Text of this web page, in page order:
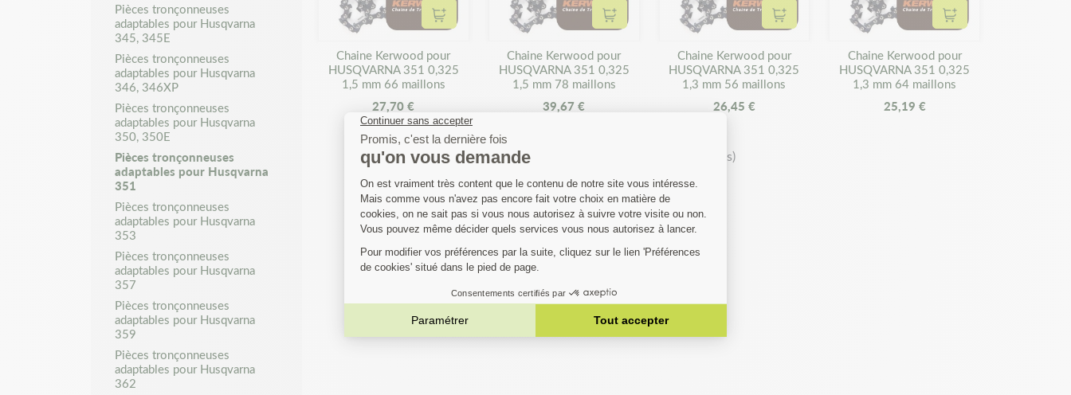
Pièces tronçonneuses
adaptables pour Husqvarna
345, 345E
Pièces tronçonneuses
adaptables pour Husqvarna
346, 346XP
Pièces tronçonneuses
adaptables pour Husqvarna
350, 350E
Pièces tronçonneuses
adaptables pour Husqvarna
351
Pièces tronçonneuses
adaptables pour Husqvarna
353
Pièces tronçonneuses
adaptables pour Husqvarna
357
Pièces tronçonneuses
adaptables pour Husqvarna
359
Pièces tronçonneuses
adaptables pour Husqvarna
362
Ajouter au panier
Chaine Kerwood pour
HUSQVARNA 351 0,325
1,5 mm 66 maillons
27,70 €
Ajouter au panier
Chaine Kerwood pour
HUSQVARNA 351 0,325
1,5 mm 78 maillons
39,67 €
Ajouter au panier
Chaine Kerwood pour
HUSQVARNA 351 0,325
1,3 mm 56 maillons
26,45 €
Ajouter au panier
Chaine Kerwood pour
HUSQVARNA 351 0,325
1,3 mm 64 maillons
25,19 €
Affichage 1-14 de 14 produit(s)